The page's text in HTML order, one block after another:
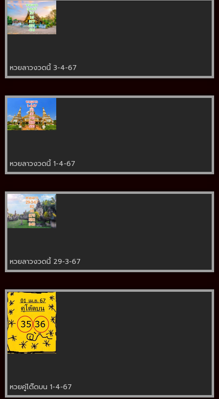
หวยลาวงวดนี้ 3-4-67
หวยลาวงวดนี้ 1-4-67
หวยลาวงวดนี้ 29-3-67
หวยคู่โต๊ดบน 1-4-67